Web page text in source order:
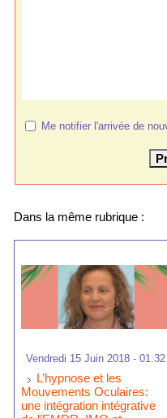
Me notifier l'arrivée de
Dans la même rubrique :
Vendredi 15 Juin 2018 - 01:32
L’hypnose et les
Mouvements Oculaires:
une intégration intégrative